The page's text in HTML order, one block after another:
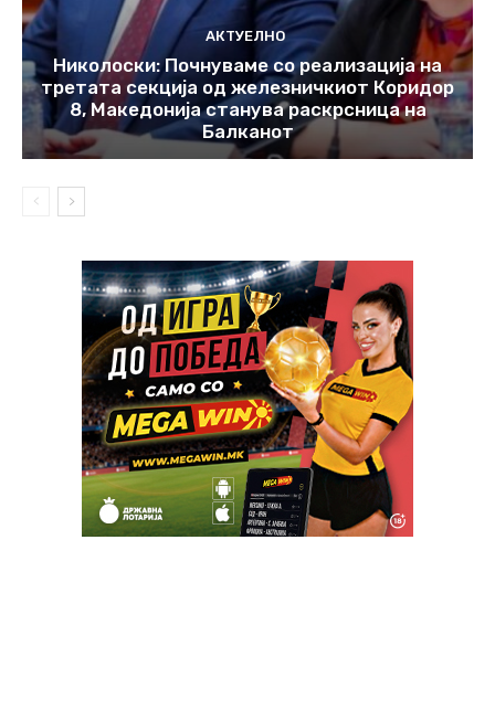
АКТУЕЛНО
Николоски: Почнуваме со реализација на
третата секција од железничкиот Коридор
8, Македонија станува раскрсница на
Балканот